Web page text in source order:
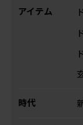
アイテム
時代